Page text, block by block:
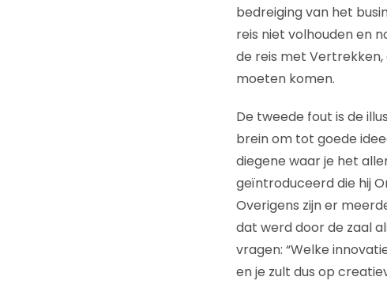
bedreiging van het
reis niet volhouden en
de reis met
moeten komen.
De tweede fout is de
brein om tot goede
diegene waar je het
geïntroduceerd die hij
Overigens zijn er
dat werd door de zaal
vragen: “Welke
en je zult dus op